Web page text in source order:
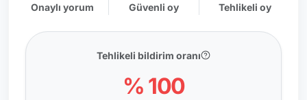
Onaylı yorum Güvenli oy Tehlikeli oy
Tehlikeli bildirim oranı
% 100